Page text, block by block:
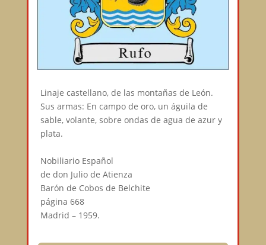
Linaje castellano, de las montañas de León.⠀
Sus armas: En campo de oro, un águila de
sable, volante, sobre ondas de agua de azur y
plata.⠀
Nobiliario Español⠀
de don Julio de Atienza⠀
Barón de Cobos de Belchite⠀
página 668⠀
Madrid – 1959.